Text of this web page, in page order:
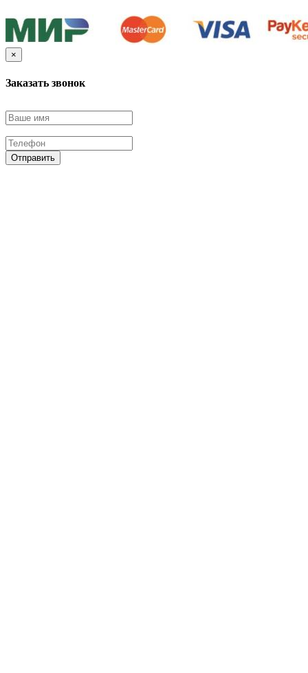
×
Заказать звонок
Отправить